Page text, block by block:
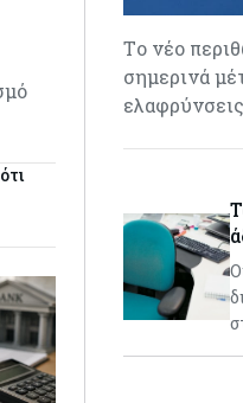
Tο νέο
σημερινά